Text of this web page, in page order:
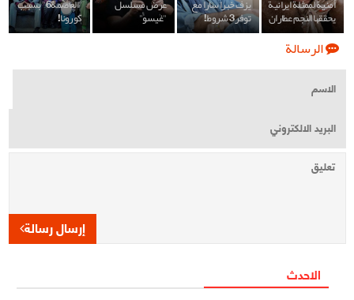
أمنية لممثلة ايرانية
يحققها النجم عطاران
يزف خبرا سارا مع
توفر 3 شروط!
عرض مسلسل
"غيسو"
"العاصمة6" بسبب
كورونا!
الرسالة
إرسال رسالة
الاحدث